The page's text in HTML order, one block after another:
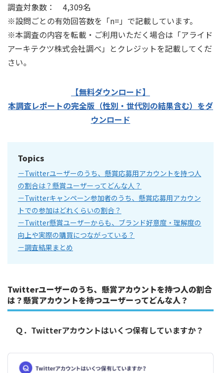
調査対象数： 4,309名
※設問ごとの有効回答数を「n=」で記載しています。
※本調査の内容を転載・ご利用いただく場合は「アライド
アーキテクツ株式会社調べ」とクレジットを記載してくだ
さい。
【無料ダウンロード】
本調査レポートの完全版（性別・世代別の結果含む）をダ
ウンロード
Topics
－Twitterユーザーのうち、懸賞応募用アカウントを持つ人
の割合は？懸賞ユーザーってどんな人？
－Twitterキャンペーン参加者のうち、懸賞応募用アカウン
トでの参加はどれくらいの割合？
－Twitter懸賞ユーザーからも、ブランド好意度・理解度の
向上や実際の購買につながっている？
－調査結果まとめ
Twitterユーザーのうち、懸賞アカウントを持つ人の割合
は？懸賞アカウントを持つユーザーってどんな人？
Ｑ．Twitterアカウントはいくつ保有していますか？